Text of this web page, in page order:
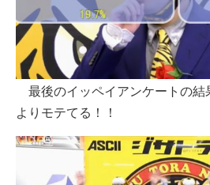
最後のイッペイアンケートの
よりモテてる！！